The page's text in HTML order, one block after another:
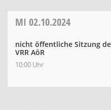
MI 02.10.2024
nicht öffentliche Sitzung
VRR AöR
10:00 Uhr